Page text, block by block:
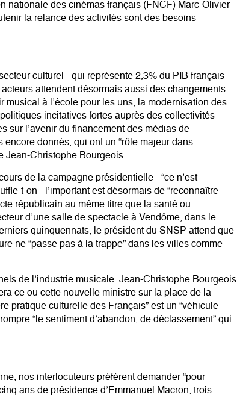
nationale des cinémas français (FNCF) Marc-Olivier
la relance des activités sont des besoins
culturel - qui représente 2,3% du PIB français -
attendent désormais aussi des changements
musical à l’école pour les uns, la modernisation des
incitatives fortes auprès des collectivités
sur l’avenir du financement des médias de
encore donnés, qui ont un “rôle majeur dans
Jean-Christophe Bourgeois.
de la campagne présidentielle - “ce n’est
t-on - l’important est désormais de “reconnaître
républicain au même titre que la santé ou
d’une salle de spectacle à Vendôme, dans le
quinquennats, le président du SNSP attend que
ne “passe pas à la trappe” dans les villes comme
de l’industrie musicale. Jean-Christophe Bourgeois
ce ou cette nouvelle ministre sur la place de la
pratique culturelle des Français” est un “véhicule
“le sentiment d’abandon, de déclassement” qui
nos interlocuteurs préfèrent demander “pour
ans de présidence d’Emmanuel Macron, trois